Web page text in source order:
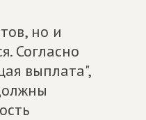
но и
Согласно
выплата",